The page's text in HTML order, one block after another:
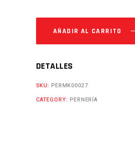
Cantidad
AÑADIR AL CARRITO
DETALLES
SKU: PERMK00027
CATEGORY: PERNERÍA